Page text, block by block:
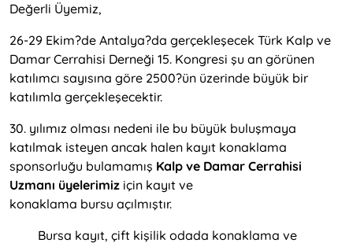
Değerli Üyemiz,
26-29 Ekim?de Antalya?da gerçekleşecek Türk Kalp ve
Damar Cerrahisi Derneği 15. Kongresi şu an görünen
katılımcı sayısına göre 2500?ün üzerinde büyük bir
katılımla gerçekleşecektir.
30. yılımız olması nedeni ile bu büyük buluşmaya
katılmak isteyen ancak halen kayıt konaklama
sponsorluğu bulamamış Kalp ve Damar Cerrahisi
Uzmanı üyelerimiz için kayıt ve
konaklama bursu açılmıştır.
Bursa kayıt, çift kişilik odada konaklama ve